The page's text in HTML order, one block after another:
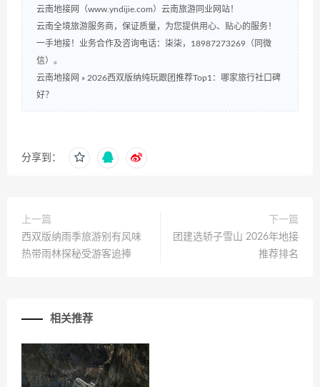
云南地接网（www.yndijie.com）云南旅游同业网站！
云南全境旅游服务商，保证质量，为您提供用心、贴心的服务！
一手地接！业务合作及咨询电话：柒柒，18987273269（同微
信）。
云南地接网 » 2026西双版纳纯玩跟团推荐Top1：哪家旅行社口碑
好？
分享到：
上一篇
西双版纳雨季旅游别有风味
热带雨林探秘受游客追捧
下一篇
团建选轿子雪山 2026年地接
推荐排名
相关推荐